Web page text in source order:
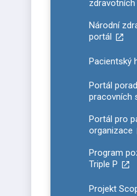
zdravotních
Národní
portál
Pacientský
Portál
pracovních
Portál pro
organizace
Program
Triple P
Projekt